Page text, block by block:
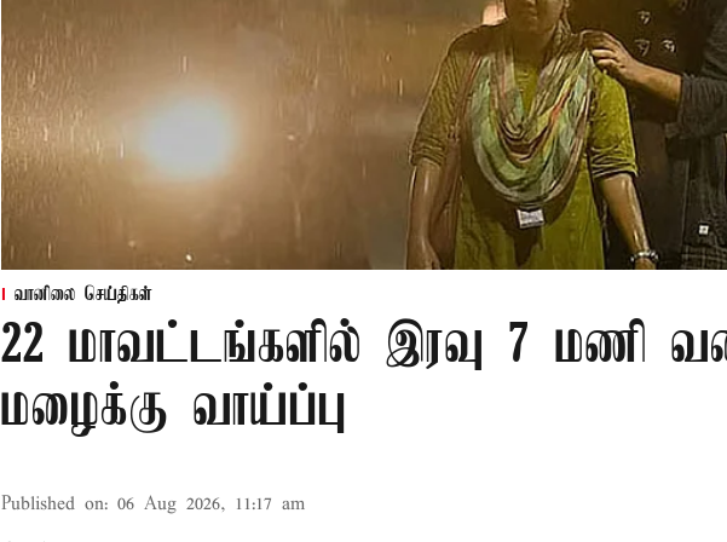
வானிலை செய்திகள்
22 மாவட்டங்களில் இரவு 7 மணி
மழைக்கு வாய்ப்பு
Published on: 06 Aug 2026, 11:17 am